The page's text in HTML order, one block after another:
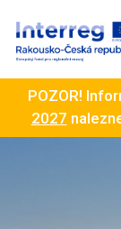
POZOR!
2027